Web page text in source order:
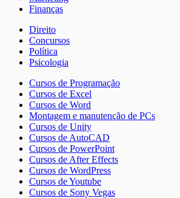
Finanças
Direito
Concursos
Política
Psicologia
Cursos de Programação
Cursos de Excel
Cursos de Word
Montagem e manutenção de PCs
Cursos de Unity
Cursos de AutoCAD
Cursos de PowerPoint
Cursos de After Effects
Cursos de WordPress
Cursos de Youtube
Cursos de Sony Vegas